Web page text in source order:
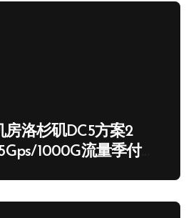
洛杉矶DC5方案2
1000G流量季付